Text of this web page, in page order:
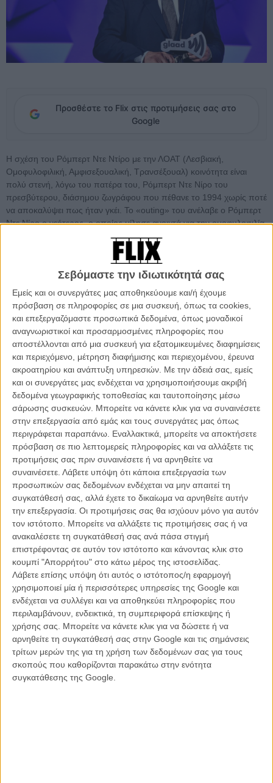
Σεβόμαστε την ιδιωτικότητά σας
Εμείς και οι συνεργάτες μας αποθηκεύουμε και/ή έχουμε
πρόσβαση σε πληροφορίες σε μια συσκευή, όπως τα cookies,
και επεξεργαζόμαστε προσωπικά δεδομένα, όπως μοναδικοί
αναγνωριστικοί και προσαρμοσμένες πληροφορίες που
αποστέλλονται από μια συσκευή για εξατομικευμένες διαφημίσεις
και περιεχόμενο, μέτρηση διαφήμισης και περιεχομένου, έρευνα
ακροατηρίου και ανάπτυξη υπηρεσιών. Με την άδειά σας, εμείς
και οι συνεργάτες μας ενδέχεται να χρησιμοποιήσουμε ακριβή
δεδομένα γεωγραφικής τοποθεσίας και ταυτοποίησης μέσω
σάρωσης συσκευών. Μπορείτε να κάνετε κλικ για να συναινέσετε
στην επεξεργασία από εμάς και τους συνεργάτες μας όπως
περιγράφεται παραπάνω. Εναλλακτικά, μπορείτε να αποκτήσετε
πρόσβαση σε πιο λεπτομερείς πληροφορίες και να αλλάξετε τις
προτιμήσεις σας πριν συναινέσετε ή να αρνηθείτε να
συναινέσετε. Λάβετε υπόψη ότι κάποια επεξεργασία των
προσωπικών σας δεδομένων ενδέχεται να μην απαιτεί τη
συγκατάθεσή σας, αλλά έχετε το δικαίωμα να αρνηθείτε αυτήν
την επεξεργασία. Οι προτιμήσεις σας θα ισχύουν μόνο για αυτόν
τον ιστότοπο. Μπορείτε να αλλάξετε τις προτιμήσεις σας ή να
ανακαλέσετε τη συγκατάθεσή σας ανά πάσα στιγμή
επιστρέφοντας σε αυτόν τον ιστότοπο και κάνοντας κλικ στο
κουμπί "Απορρήτου" στο κάτω μέρος της ιστοσελίδας.
Λάβετε επίσης υπόψη ότι αυτός ο ιστότοπος/η εφαρμογή
χρησιμοποιεί μία ή περισσότερες υπηρεσίες της Google και
ενδέχεται να συλλέγει και να αποθηκεύει πληροφορίες που
περιλαμβάνουν, ενδεικτικά, τη συμπεριφορά επίσκεψης ή
χρήσης σας. Μπορείτε να κάνετε κλικ για να δώσετε ή να
αρνηθείτε τη συγκατάθεσή σας στην Google και τις σημάνσεις
τρίτων μερών της για τη χρήση των δεδομένων σας για τους
σκοπούς που καθορίζονται παρακάτω στην ενότητα
συγκατάθεσης της Google.
Προσθέστε το Flix στις προτιμήσεις σας στο
Google
Η σχέση του Ρόμπερτ Ντε Ντίρο με την ΛΟΑΤ (Λεσβιακή,
Ομοφυλοφιλική, Αμφισεξουαλική, Τρανσέξουαλ) κοινότητα είναι
πολύ στενή, λόγω του πατέρα του, Ρόμπερτ Ντε Νίρο του
πρεσβύτερου, διάσημου ζωγράφου που πέθανε το 1994 χωρίς ποτέ
να αποκαλύψει πως ήταν γκέι. Το «outing» του ανέλαβε ο Ρόμπερτ
Ντε Νίρο ο νεότερος, ο οποίος μίλησε ανοιχτά για την ομοφυλοφιλία
του πατέρα του, επιμελήθηκε ένα ντοκιμαντέρ για τη ζωή και το έργο
«Remembering the Artist Robert De Niro Sr.» που
προβλήθηκε στο ΗΒΟ το 2014και δήλωσε στο πλευρό των
αγώνων της κοινότητας για ίσα δικαιώματα και ίσες ευκαιρίες.
Γι' αυτό και το τιμητικό βραβείο GLAAD Media Award - το
σημαντικότερο από τα βραβεία που απονέμει ετησίως η μη
κυβερνητική οργάνωση GLAAD (Gay & Lesbian Alliance Against
Defamation) - που δόθηκε στον Ρόμπερτ Ντε Νίρο δεν αποτελεί την
παραμικρή έκπληξη, αντίθετα αποτελεί το επιστέγασμα μιας
προσπάθειας χρόνων και την αναγνώριση της τεράστιας
συνεισφοράς για τους αγώνες τις κοινότητας της φωνής ενός στρέιτ
ηθοποιού του μεγέθους του Ρόμπερτ Ντε Νίρο.
Δείτε ακόμη
This is so meta: Ο Ρόμπερτ Ντε Νίρο χειροκροτά
τον Τομ Χίντλστον που υποδύεται τον Ρόμπερτ Ντε Νίρο
Οι Ρόμπερτ Ντε Νίρο, νεότερος και πρεσβύτερος
Κατά την απονομή του βραβείου ο Ρόμπερτ Ντε Νίρο αντέστρεψε
τους όρους των διακρίσεων, αναφερόμενος στη διάσημη φράση του
Μάρκο Ρούμπιο που επιτέθηκε στον Ντόναλντ Τραμπ λέγοντας
πως ο τελευταίος έχει μικρά χέρια και «όλοι ξέρουμε τι σημαίνει όταν
κάποιος έχει μικρά χέρια».